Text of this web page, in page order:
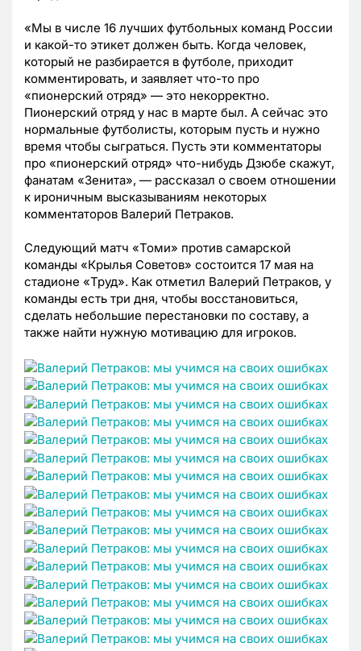
«Мы в числе 16 лучших футбольных команд России
и какой-то этикет должен быть. Когда человек,
который не разбирается в футболе, приходит
комментировать, и заявляет что-то про
«пионерский отряд» — это некорректно.
Пионерский отряд у нас в марте был. А сейчас это
нормальные футболисты, которым пусть и нужно
время чтобы сыграться. Пусть эти комментаторы
про «пионерский отряд» что-нибудь Дзюбе скажут,
фанатам «Зенита», — рассказал о своем отношении
к ироничным высказываниям некоторых
комментаторов Валерий Петраков.
Следующий матч «Томи» против самарской
команды «Крылья Советов» состоится 17 мая на
стадионе «Труд». Как отметил Валерий Петраков, у
команды есть три дня, чтобы восстановиться,
сделать небольшие перестановки по составу, а
также найти нужную мотивацию для игроков.